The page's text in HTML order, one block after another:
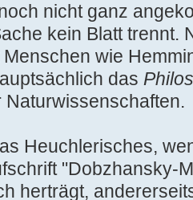
nicht ganz
kein Blatt trennt.
wie
das
Naturwissenschaften.
Heuchlerisches,
"Dobzhansky-
herträgt,